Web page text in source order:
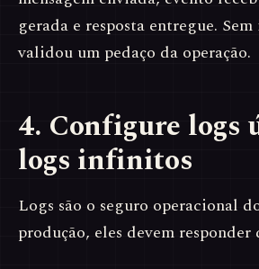
gerada e resposta entregue. Sem
validou um pedaço da operação.
4. Configure logs
logs infinitos
Logs são o seguro operacional
produção, eles devem